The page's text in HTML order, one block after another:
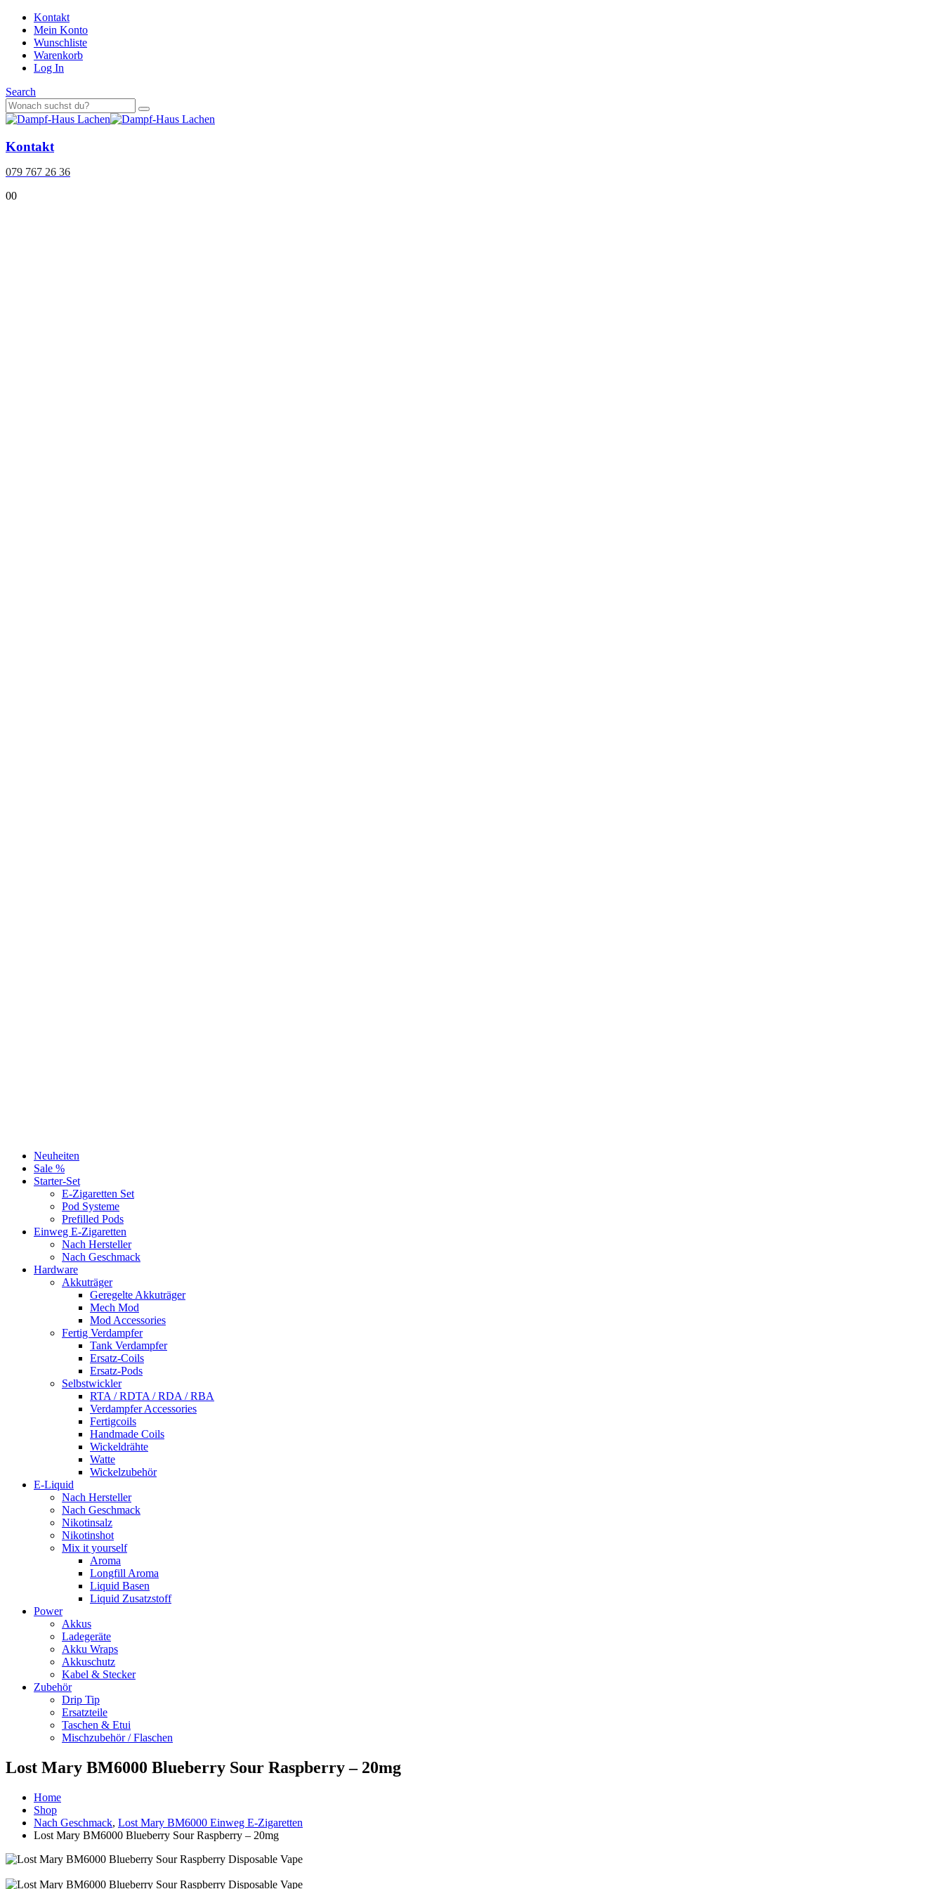
Kontakt
Mein Konto
Wunschliste
Warenkorb
Log In
Search
Kontakt
079 767 26 36
00
Neuheiten
Sale %
Starter-Set
E-Zigaretten Set
Pod Systeme
Prefilled Pods
Einweg E-Zigaretten
Nach Hersteller
Nach Geschmack
Hardware
Akkuträger
Geregelte Akkuträger
Mech Mod
Mod Accessories
Fertig Verdampfer
Tank Verdampfer
Ersatz-Coils
Ersatz-Pods
Selbstwickler
RTA / RDTA / RDA / RBA
Verdampfer Accessories
Fertigcoils
Handmade Coils
Wickeldrähte
Watte
Wickelzubehör
E-Liquid
Nach Hersteller
Nach Geschmack
Nikotinsalz
Nikotinshot
Mix it yourself
Aroma
Longfill Aroma
Liquid Basen
Liquid Zusatzstoff
Power
Akkus
Ladegeräte
Akku Wraps
Akkuschutz
Kabel & Stecker
Zubehör
Drip Tip
Ersatzteile
Taschen & Etui
Mischzubehör / Flaschen
Lost Mary BM6000 Blueberry Sour Raspberry – 20mg
Home
Shop
Nach Geschmack, Lost Mary BM6000 Einweg E-Zigaretten
Lost Mary BM6000 Blueberry Sour Raspberry – 20mg